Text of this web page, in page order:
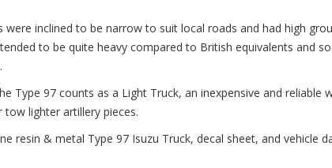
were inclined to be narrow to suit local roads and had high
to be quite heavy compared to British equivalents and
Type 97 counts as a Light Truck, an inexpensive and
lighter artillery pieces.
resin & metal Type 97 Isuzu Truck, decal sheet, and vehicle